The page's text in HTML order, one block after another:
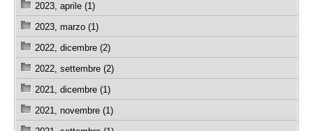
2023, aprile (1)
2023, marzo (1)
2022, dicembre (2)
2022, settembre (2)
2021, dicembre (1)
2021, novembre (1)